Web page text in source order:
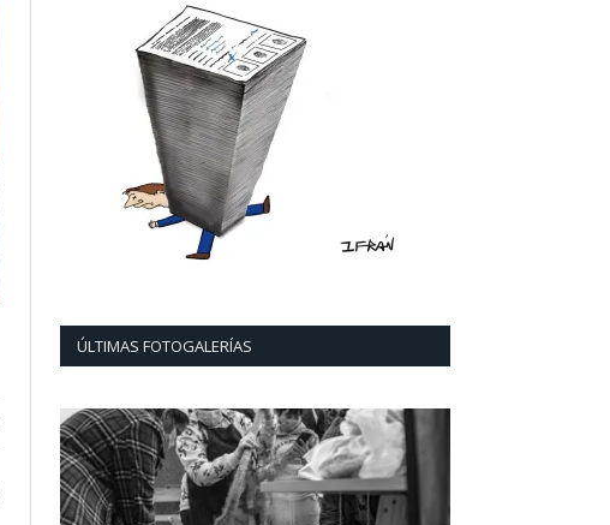
ÚLTIMAS FOTOGALERÍAS